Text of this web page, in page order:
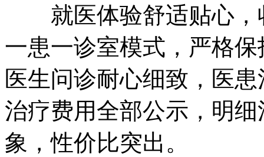
就医体验舒适贴心，
一患一诊室模式，严格
医生问诊耐心细致，医
治疗费用全部公示，明
象，性价比突出。